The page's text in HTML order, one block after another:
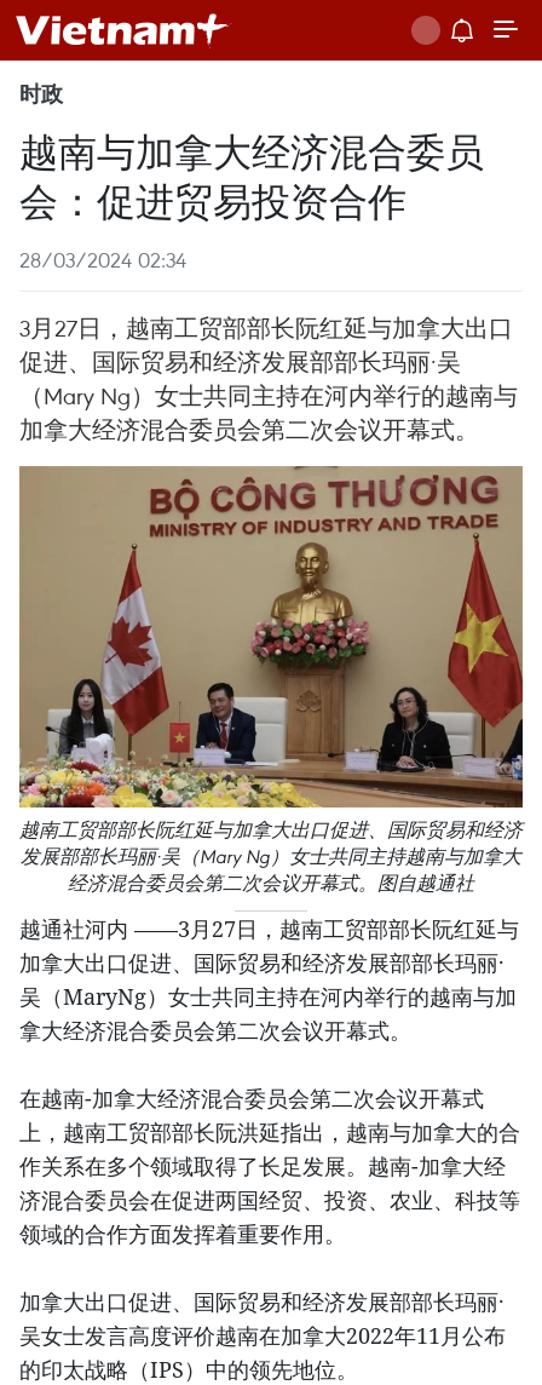
时政
越南与加拿大经济混合委员
会：促进贸易投资合作
28/03/2024 02:34
3月27日，越南工贸部部长阮红延与加拿大出口
促进、国际贸易和经济发展部部长玛丽·吴
（Mary Ng）女士共同主持在河内举行的越南与
加拿大经济混合委员会第二次会议开幕式。
越南工贸部部长阮红延与加拿大出口促进、国际贸易和经济
发展部部长玛丽·吴（Mary Ng）女士共同主持越南与加拿大
经济混合委员会第二次会议开幕式。图自越通社
越通社河内 ——3月27日，越南工贸部部长阮红延与
加拿大出口促进、国际贸易和经济发展部部长玛丽·
吴（MaryNg）女士共同主持在河内举行的越南与加
拿大经济混合委员会第二次会议开幕式。
在越南-加拿大经济混合委员会第二次会议开幕式
上，越南工贸部部长阮洪延指出，越南与加拿大的合
作关系在多个领域取得了长足发展。越南-加拿大经
济混合委员会在促进两国经贸、投资、农业、科技等
领域的合作方面发挥着重要作用。
加拿大出口促进、国际贸易和经济发展部部长玛丽·
吴女士发言高度评价越南在加拿大2022年11月公布
的印太战略（IPS）中的领先地位。